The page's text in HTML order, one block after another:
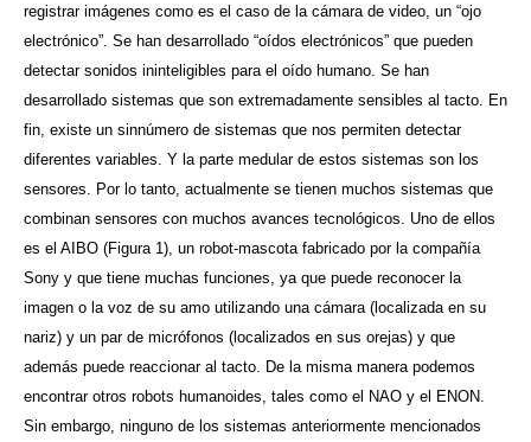
registrar imágenes como es el caso de la cámara de video, un “ojo
electrónico”. Se han desarrollado “oídos electrónicos” que pueden
detectar sonidos ininteligibles para el oído humano. Se han
desarrollado sistemas que son extremadamente sensibles al tacto. En
fin, existe un sinnúmero de sistemas que nos permiten detectar
diferentes variables. Y la parte medular de estos sistemas son los
sensores. Por lo tanto, actualmente se tienen muchos sistemas que
combinan sensores con muchos avances tecnológicos. Uno de ellos
es el AIBO (Figura 1), un robot-mascota fabricado por la compañía
Sony y que tiene muchas funciones, ya que puede reconocer la
imagen o la voz de su amo utilizando una cámara (localizada en su
nariz) y un par de micrófonos (localizados en sus orejas) y que
además puede reaccionar al tacto. De la misma manera podemos
encontrar otros robots humanoides, tales como el NAO y el ENON.
Sin embargo, ninguno de los sistemas anteriormente mencionados